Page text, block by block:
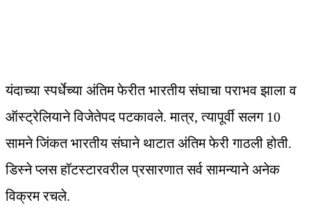
यंदाच्या स्पर्धेच्या अंतिम फेरीत भारतीय संघाचा पराभव झाला व
ऑस्ट्रेलियाने विजेतेपद पटकावले. मात्र, त्यापूर्वी सलग 10
सामने जिंकत भारतीय संघाने थाटात अंतिम फेरी गाठली होती.
डिस्ने प्लस हॉटस्टारवरील प्रसारणात सर्व सामन्याने अनेक
विक्रम रचले.